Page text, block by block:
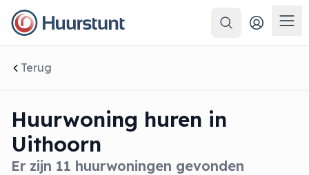
Zoeken
Terug
Huurwoning huren in
Uithoorn
Er zijn 11 huurwoningen gevonden
sluiten